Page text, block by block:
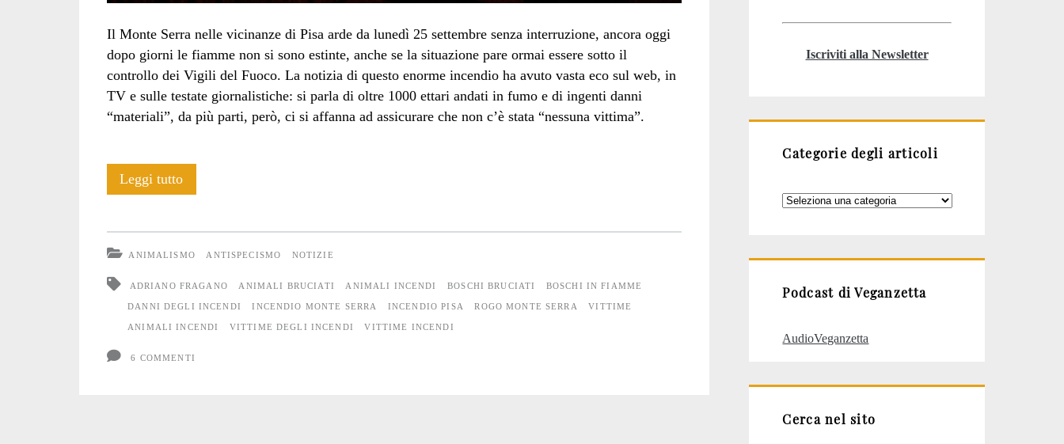
Il Monte Serra nelle vicinanze di Pisa arde da lunedì 25 settembre senza interruzione, ancora oggi
dopo giorni le fiamme non si sono estinte, anche se la situazione pare ormai essere sotto il
controllo dei Vigili del Fuoco. La notizia di questo enorme incendio ha avuto vasta eco sul web, in
TV e sulle testate giornalistiche: si parla di oltre 1000 ettari andati in fumo e di ingenti danni
“materiali”, da più parti, però, ci si affanna ad assicurare che non c’è stata “nessuna vittima”.
Leggi tutto“Nessuna
ANIMALISMO ANTISPECISMO NOTIZIE
ADRIANO FRAGANO ANIMALI BRUCIATI ANIMALI INCENDI BOSCHI BRUCIATI BOSCHI IN FIAMME
DANNI DEGLI INCENDI INCENDIO MONTE SERRA INCENDIO PISA ROGO MONTE SERRA VITTIME
ANIMALI INCENDI VITTIME DEGLI INCENDI VITTIME INCENDI
6 COMMENTI
Iscriviti alla Newsletter
Categorie degli articoli
Categorie
Podcast di Veganzetta
AudioVeganzetta
Cerca nel sito